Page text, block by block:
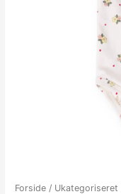
Forside / Ukategoriseret